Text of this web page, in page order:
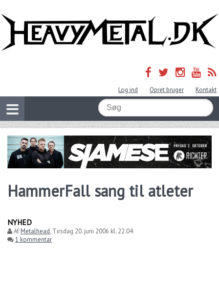
Log ind Opret bruger Kontakt
HammerFall sang til atleter
NYHED
AfMetalhead, Tirsdag 20. juni 2006 kl. 22.04
1 kommentar